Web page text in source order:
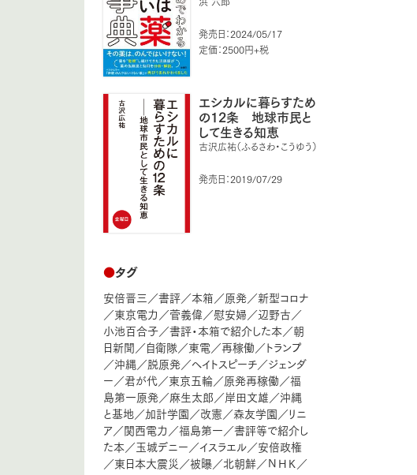
発売日：2024/05/17
定価：2500円+税
エシカルに暮らすため
の12条 地球市民と
して生きる知恵
古沢広祐（ふるさわ・こうゆう）
発売日：2019/07/29
●タグ
安倍晋三／書評／本箱／原発／新型コロナ
／東京電力／菅義偉／慰安婦／辺野古／
小池百合子／書評・本箱で紹介した本／朝
日新聞／自衛隊／東電／再稼働／トランプ
／沖縄／脱原発／ヘイトスピーチ／ジェンダ
ー／君が代／東京五輪／原発再稼働／福
島第一原発／麻生太郎／岸田文雄／沖縄
と基地／加計学園／改憲／森友学園／リニ
ア／関西電力／福島第一／書評等で紹介し
た本／玉城デニー／イスラエル／安倍政権
／東日本大震災／被曝／北朝鮮／ＮＨＫ／